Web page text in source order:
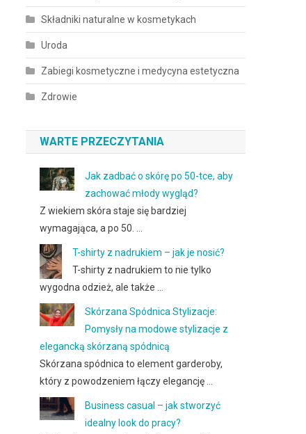
Składniki naturalne w kosmetykach
Uroda
Zabiegi kosmetyczne i medycyna estetyczna
Zdrowie
WARTE PRZECZYTANIA
Jak zadbać o skórę po 50-tce, aby
zachować młody wygląd?
Z wiekiem skóra staje się bardziej
wymagająca, a po 50. …
T-shirty z nadrukiem – jak je nosić?
T-shirty z nadrukiem to nie tylko
wygodna odzież, ale także …
Skórzana Spódnica Stylizacje:
Pomysły na modowe stylizacje z
elegancką skórzaną spódnicą
Skórzana spódnica to element garderoby,
który z powodzeniem łączy elegancję …
Business casual – jak stworzyć
idealny look do pracy?